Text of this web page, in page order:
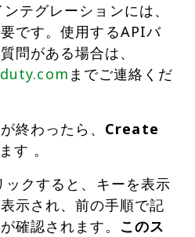
テグレーションには、
です。使用するAPIバ
問がある場合は、
までご連絡くだ
終わったら、 Create
す 。
クすると、キーを表示
示され、前の手順で記
確認されます。 このス